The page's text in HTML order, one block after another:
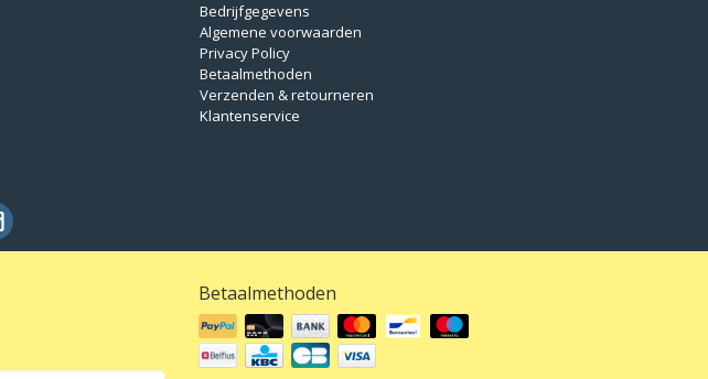
Bedrijfgegevens
Algemene voorwaarden
Privacy Policy
Betaalmethoden
Verzenden & retourneren
Klantenservice
Betaalmethoden